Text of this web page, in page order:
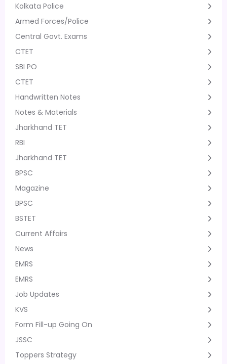
Kolkata Police
Armed Forces/Police
Central Govt. Exams
CTET
SBI PO
CTET
Handwritten Notes
Notes & Materials
Jharkhand TET
RBI
Jharkhand TET
BPSC
Magazine
BPSC
BSTET
Current Affairs
News
EMRS
EMRS
Job Updates
KVS
Form Fill-up Going On
JSSC
Toppers Strategy